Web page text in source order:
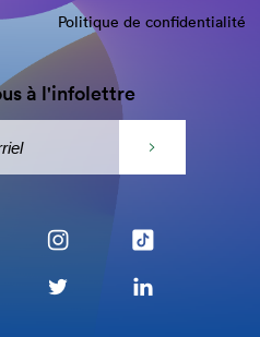
Politique de confidentialité
à l'infolettre